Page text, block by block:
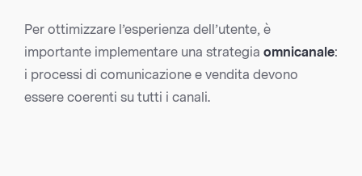
Per ottimizzare l’esperienza dell’utente, è
importante implementare una strategia omnicanale:
i processi di comunicazione e vendita devono
essere coerenti su tutti i canali.